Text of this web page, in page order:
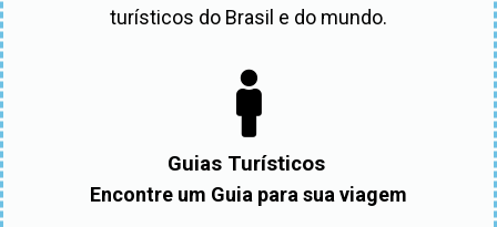
turísticos do Brasil e do mundo.
Guias Turísticos
Encontre um Guia para sua viagem